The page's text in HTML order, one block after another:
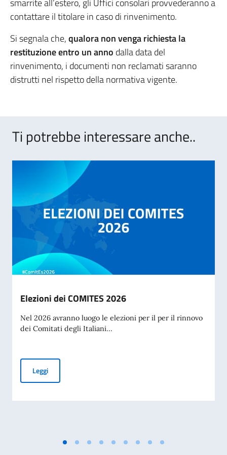
smarrite all’estero, gli Uffici consolari provvederanno a
contattare il titolare in caso di rinvenimento.
Si segnala che,qualora non venga richiestala
restituzione entro un anno dalla data del
rinvenimento, i documenti non reclamati saranno
distrutti nel rispetto della normativa vigente.
Ti potrebbe interessare anche..
Elezioni dei COMITES 2026
Nel 2026 avranno luogo le elezioni per il per il rinnovo
dei Comitati degli Italiani...
LeggiElezioni dei COMITES 2026